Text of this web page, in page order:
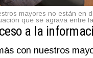
mayores no están en
que se agrava entre
a la
con nuestros